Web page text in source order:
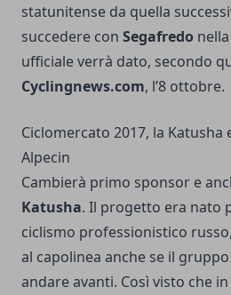
statunitense da quella
succedere con Segafredo nella
ufficiale verrà dato, secondo
Cyclingnews.com, l’8 ottobre.
Ciclomercato 2017, la Katusha
Alpecin
Cambierà primo sponsor e
Katusha. Il progetto era nato
ciclismo professionistico
al capolinea anche se il
andare avanti. Così visto che